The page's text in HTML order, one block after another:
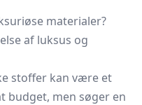
materialer?
af luksus og
stoffer kan være et
budget, men søger en